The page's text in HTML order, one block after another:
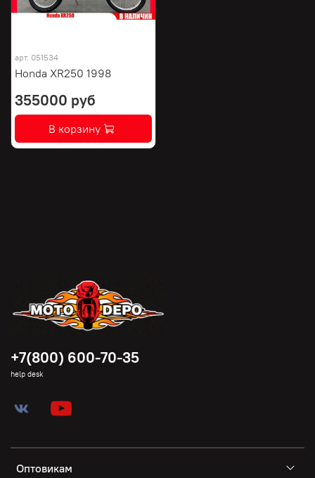
арт. 051534
Honda XR250 1998
355000 руб
В корзину
Оптовикам
+7(800) 600-70-35
help desk